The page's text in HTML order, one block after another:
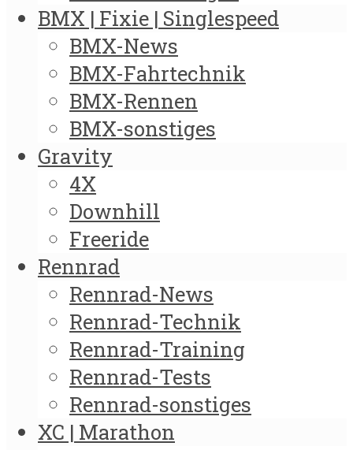
BMX | Fixie | Singlespeed
BMX-News
BMX-Fahrtechnik
BMX-Rennen
BMX-sonstiges
Gravity
4X
Downhill
Freeride
Rennrad
Rennrad-News
Rennrad-Technik
Rennrad-Training
Rennrad-Tests
Rennrad-sonstiges
XC | Marathon